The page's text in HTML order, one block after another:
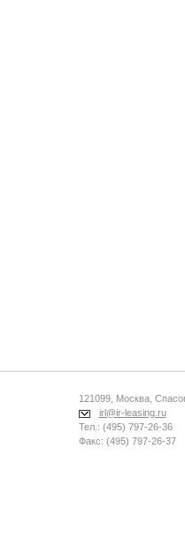
121099, Москва,
irl@ir-leasing.ru
Тел.: (495) 797-26-36
Факс: (495) 797-26-37